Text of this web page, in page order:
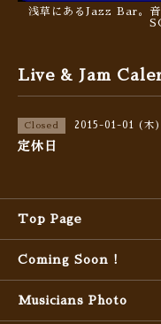
浅草にあるJazz Bar。音
Live & Jam
Closed 2015-01-01 (木)
定休日
Top Page
Coming Soon !
Musicians Photo